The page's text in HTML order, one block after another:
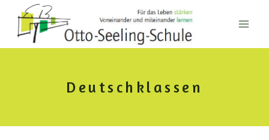
Inhalt
springen
Deutschklassen